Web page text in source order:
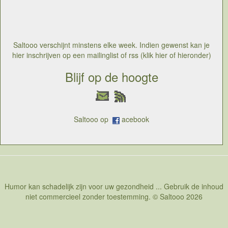
is immers vaak beroepsmisvorming en wat doet een
gehaaide advocaat dan aan zee...
Saltooo verschijnt minstens elke week. Indien gewenst kan je
hier inschrijven op een mailinglist of rss (klik hier of hieronder)
Blijf op de hoogte
Saltooo op acebook
Humor kan schadelijk zijn voor uw gezondheid ... Gebruik de inhoud
niet commercieel zonder toestemming. © Saltooo 2026